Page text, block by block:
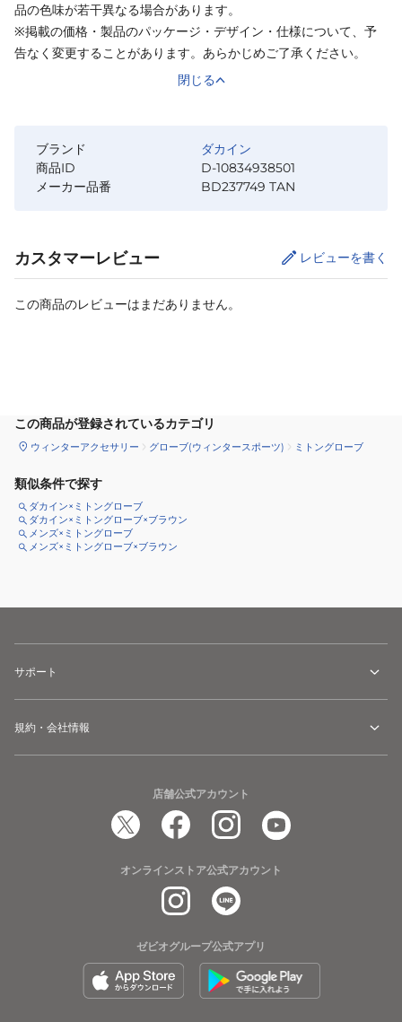
品の色味が若干異なる場合があります。
※掲載の価格・製品のパッケージ・デザイン・仕様について、予
告なく変更することがあります。あらかじめご了承ください。
閉じる
ブランド
ダカイン
商品ID
D-10834938501
メーカー品番
BD237749 TAN
カスタマーレビュー レビューを書く
この商品のレビューはまだありません。
この商品が登録されているカテゴリ
ウィンターアクセサリー グローブ(ウィンタースポーツ) ミトングローブ
類似条件で探す
ダカイン×ミトングローブ
ダカイン×ミトングローブ×ブラウン
メンズ×ミトングローブ
メンズ×ミトングローブ×ブラウン
サポート
規約・会社情報
店舗公式アカウント
オンラインストア公式アカウント
ゼビオグループ公式アプリ